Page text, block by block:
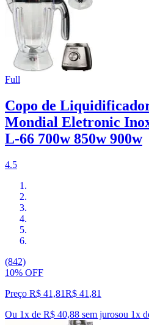
Full
Copo de
Mondial Eletronic
L-66 700w 850w 900w
4.5
(842)
10% OFF
Preço R$ 41,81R$ 41 ,81
Ou 1x de R$ 40,88 sem jurosou 1x